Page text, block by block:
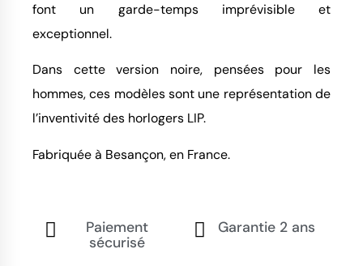
font un garde-temps imprévisible et
exceptionnel.
Dans cette version noire, pensées pour les
hommes, ces modèles sont une représentation de
l’inventivité des horlogers LIP.
Fabriquée à Besançon, en France.
Paiement
sécurisé
Garantie 2 ans